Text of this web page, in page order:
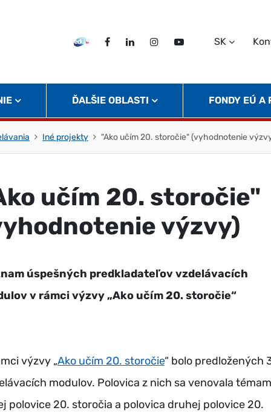
EDU TVFacebookLinkedInInstagram
Twitter
SK
ĎALŠIE OBLASTI FONDY EÚ A
Iné projekty "Ako učím 20. storočie" (vyhodnotenie
učím 20. storočie"
výzvy)
úspešných predkladateľov vzdelávacích
v rámci výzvy „Ako učím 20. storočie“
výzvy „Ako učím 20. storočie“ bolo predložených
modulov. Polovica z nich sa venovala témam
polovice 20. storočia a polovica druhej polovice 20.